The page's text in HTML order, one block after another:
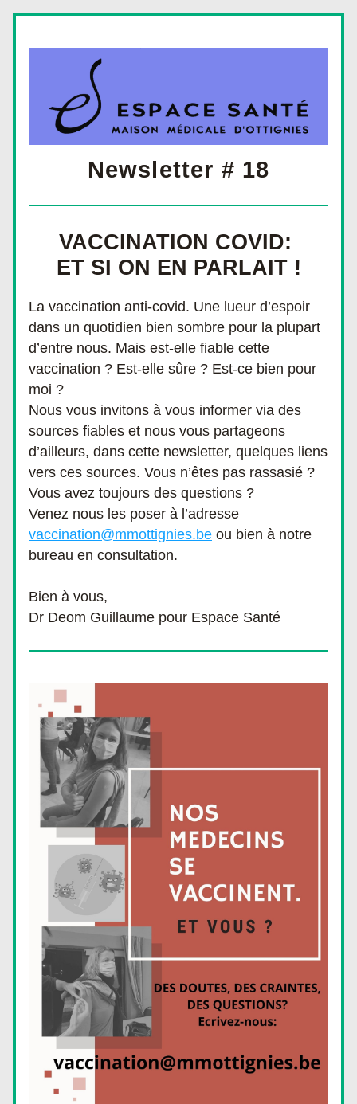
Newsletter # 18
VACCINATION COVID:
ET SI ON EN PARLAIT !
La vaccination anti-covid. Une lueur d’espoir
dans un quotidien bien sombre pour la plupart
d’entre nous. Mais est-elle fiable cette
vaccination ? Est-elle sûre ? Est-ce bien pour
moi ?
Nous vous invitons à vous informer via des
sources fiables et nous vous partageons
d’ailleurs, dans cette newsletter, quelques liens
vers ces sources. Vous n’êtes pas rassasié ?
Vous avez toujours des questions ?
vaccination@mmottignies.be ou bien à notre
bureau en consultation.
Bien à vous,
Dr Deom Guillaume pour Espace Santé